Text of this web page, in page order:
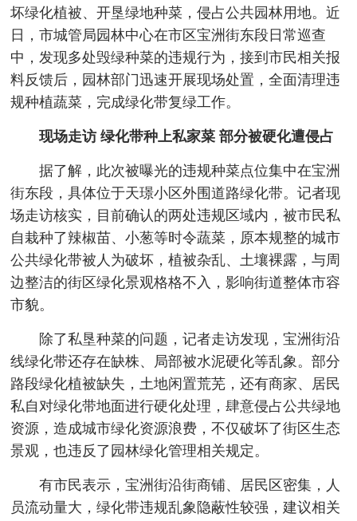
坏绿化植被、开垦绿地种菜，侵占公共园林用地。近
日，市城管局园林中心在市区宝洲街东段日常巡查
中，发现多处毁绿种菜的违规行为，接到市民相关报
料反馈后，园林部门迅速开展现场处置，全面清理违
规种植蔬菜，完成绿化带复绿工作。
现场走访 绿化带种上私家菜 部分被硬化遭侵占
据了解，此次被曝光的违规种菜点位集中在宝洲
街东段，具体位于天璟小区外围道路绿化带。记者现
场走访核实，目前确认的两处违规区域内，被市民私
自栽种了辣椒苗、小葱等时令蔬菜，原本规整的城市
公共绿化带被人为破坏，植被杂乱、土壤裸露，与周
边整洁的街区绿化景观格格不入，影响街道整体市容
市貌。
除了私垦种菜的问题，记者走访发现，宝洲街沿
线绿化带还存在缺株、局部被水泥硬化等乱象。部分
路段绿化植被缺失，土地闲置荒芜，还有商家、居民
私自对绿化带地面进行硬化处理，肆意侵占公共绿地
资源，造成城市绿化资源浪费，不仅破坏了街区生态
景观，也违反了园林绿化管理相关规定。
有市民表示，宝洲街沿街商铺、居民区密集，人
员流动量大，绿化带违规乱象隐蔽性较强，建议相关